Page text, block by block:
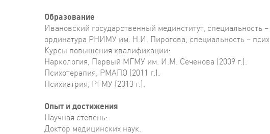
Образование
Ивановский государственный мединститут, специальность –
ординатура РНИМУ им. Н.И. Пирогова, специальность –
Курсы повышения квалификации:
Наркология, Первый МГМУ им. И.М. Сеченова (2009 г.).
Психотерапия, РМАПО (2011 г.).
Психиатрия, РГМУ (2013 г.).
Опыт и достижения
Научная степень:
Доктор медицинских наук.